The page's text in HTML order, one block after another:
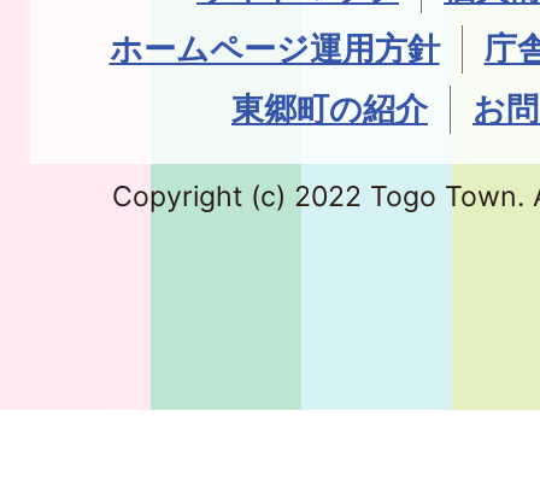
ホームページ運用方針
庁
東郷町の紹介
お
Copyright (c) 2022 Togo Town.